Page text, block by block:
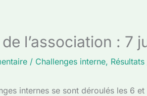
l’association : 7
/ Challenges interne, Résultats
internes se sont déroulés les 6 et